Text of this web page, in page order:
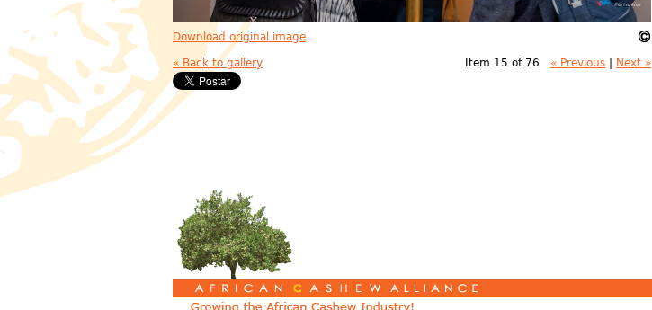
Download original image
« Back to gallery Item 15 of 76 « Previous | Next »